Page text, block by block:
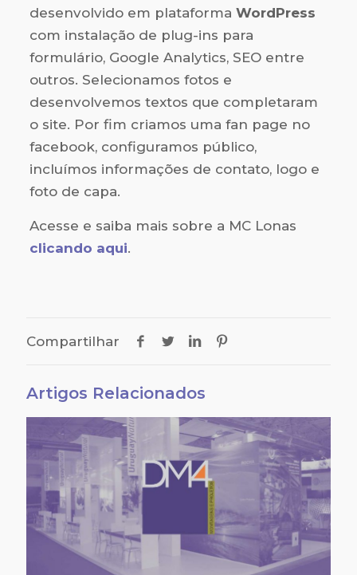
desenvolvido em plataforma WordPress
com instalação de plug-ins para
formulário, Google Analytics, SEO entre
outros. Selecionamos fotos e
desenvolvemos textos que completaram
o site. Por fim criamos uma fan page no
facebook, configuramos público,
incluímos informações de contato, logo e
foto de capa.
Acesse e saiba mais sobre a MC Lonas
clicando aqui.
Compartilhar
Artigos Relacionados